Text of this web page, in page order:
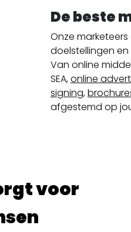
De beste
Onze
doelstellingen
Van online
SEA,online
signing,
afgestemd op
voor